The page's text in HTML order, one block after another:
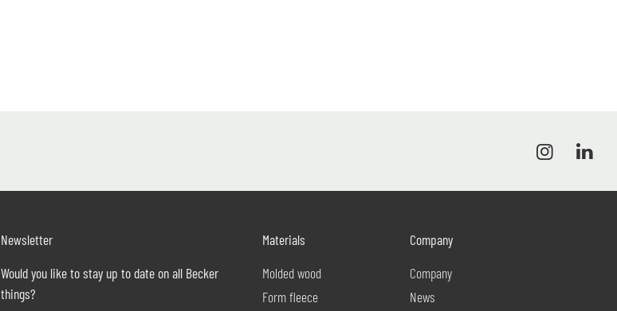
Newsletter
Would you like to stay up to date on all Becker
things?
Materials
Molded wood
Form fleece
Company
Company
News